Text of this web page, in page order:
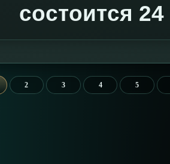
состоится
2 3 4 5